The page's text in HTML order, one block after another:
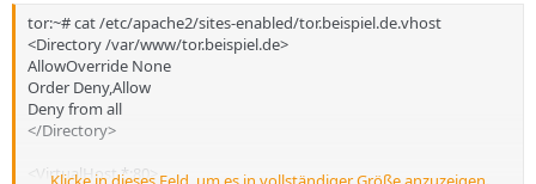
tor:~# cat /etc/apache2/sites-enabled/tor.beispiel.de.vhost
<Directory /var/www/tor.beispiel.de>
AllowOverride None
Order Deny,Allow
Deny from all
</Directory>
<VirtualHost *:80>